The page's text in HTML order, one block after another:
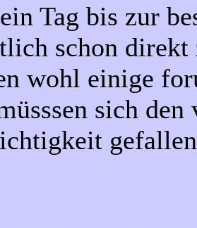
Tag bis zur
schon direkt
wohl einige
sich